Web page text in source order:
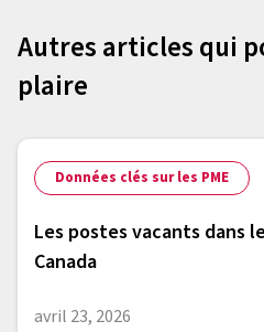
Autres articles qui
plaire
Données clés sur les PME
Les postes vacants dans
Canada
avril 23, 2026